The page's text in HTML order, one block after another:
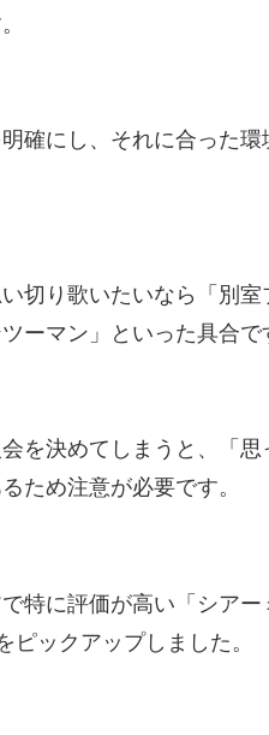
確にし、それに合った
切り歌いたいなら「別
ーマン」といった具合で
を決めてしまうと、「
ため注意が必要です。
特に評価が高い「シア
ピックアップしました。